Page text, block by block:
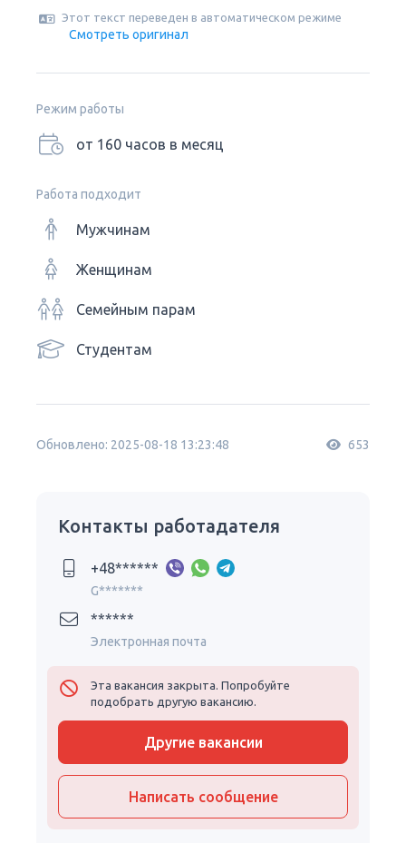
Этот текст переведен в автоматическом режиме
Смотреть оригинал
Режим работы
от 160 часов в месяц
Работа подходит
Мужчинам
Женщинам
Семейным парам
Студентам
Обновлено: 2025-08-18 13:23:48 653
Контакты работадателя
+48******
G*******
******
Электронная почта
Эта вакансия закрыта. Попробуйте
подобрать другую вакансию.
Другие вакансии
Написать сообщение